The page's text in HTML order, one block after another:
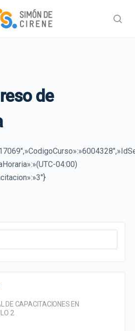
de
04:00)
DE CAPACITACIONES EN
2